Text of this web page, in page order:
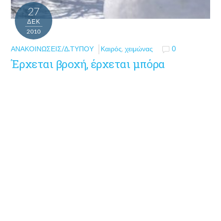
27
ΔΕΚ
2010
ΑΝΑΚΟΙΝΏΣΕΙΣ/Δ.ΤΎΠΟΥ Καιρός,χειμώνας 0
Έρχεται βροχή, έρχεται μπόρα